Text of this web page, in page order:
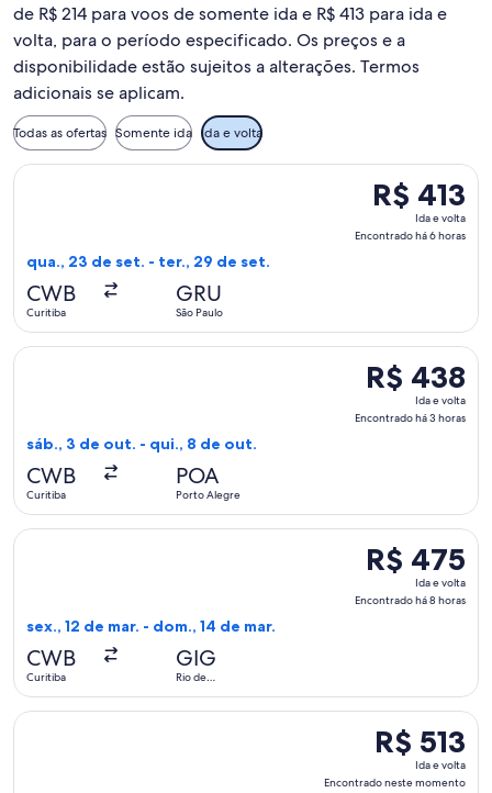
de R$ 214 para voos de somente ida e R$ 413 para ida e
volta, para o período especificado. Os preços e a
disponibilidade estão sujeitos a alterações. Termos
adicionais se aplicam.
Todas as ofertas Somente ida Ida e volta
R$ 413
Ida
e
horas
R$ 413
Ida e volta
Encontrado há 6 horas
qua., 23 de set. - ter., 29 de set.
CWB
Curitiba
GRU
São Paulo
Selecionar o voo da Azul, que sai em qua., 23 de set. de
R$ 438
Ida
e
horas
R$ 438
Ida e volta
Encontrado há 3 horas
sáb., 3 de out. - qui., 8 de out.
CWB
Curitiba
POA
Porto Alegre
Selecionar o voo da Azul, que sai em sáb., 3 de out. de
R$ 475
Ida
e
horas
R$ 475
Ida e volta
Encontrado há 8 horas
sex., 12 de mar. - dom., 14 de mar.
CWB
Curitiba
GIG
Rio de
Selecionar o voo da Azul, que sai em sex., 12 de mar. de
R$ 513
Ida
e
R$ 513
Ida e volta
Encontrado neste momento
Selecionar o voo da LATAM Airlines Group, que sai em